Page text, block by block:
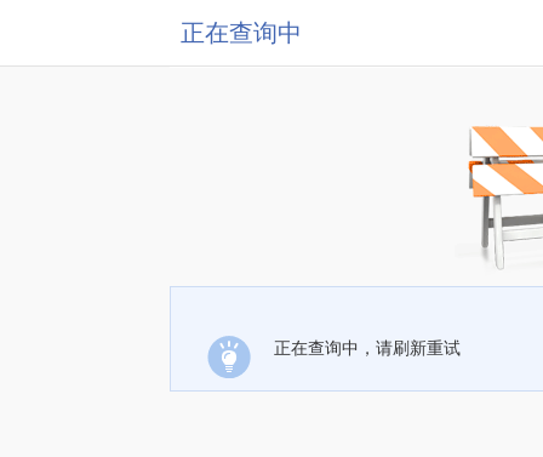
正在查询中
正在查询中，请刷新重试